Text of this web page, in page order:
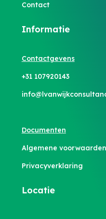
Contact
Informatie
Contactgevens
+31 107920143
Documenten
Algemene voorwaarden
Privacyverklaring
Locatie